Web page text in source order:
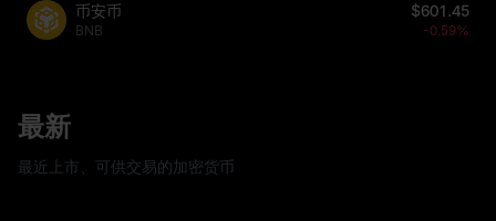
币安币
BNB
$601.45
-0.59%
最新
最近上市、可供交易的加密货币